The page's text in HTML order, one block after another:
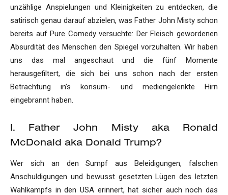
unzählige Anspielungen und Kleinigkeiten zu entdecken, die
satirisch genau darauf abzielen, was Father John Misty schon
bereits auf Pure Comedy versuchte: Der Fleisch gewordenen
Absurdität des Menschen den Spiegel vorzuhalten. Wir haben
uns das mal angeschaut und die fünf Momente
herausgefiltert, die sich bei uns schon nach der ersten
Betrachtung in’s konsum- und mediengelenkte Hirn
eingebrannt haben.
I. Father John Misty aka Ronald
McDonald aka Donald Trump?
Wer sich an den Sumpf aus Beleidigungen, falschen
Anschuldigungen und bewusst gesetzten Lügen des letzten
Wahlkampfs in den USA erinnert, hat sicher auch noch das